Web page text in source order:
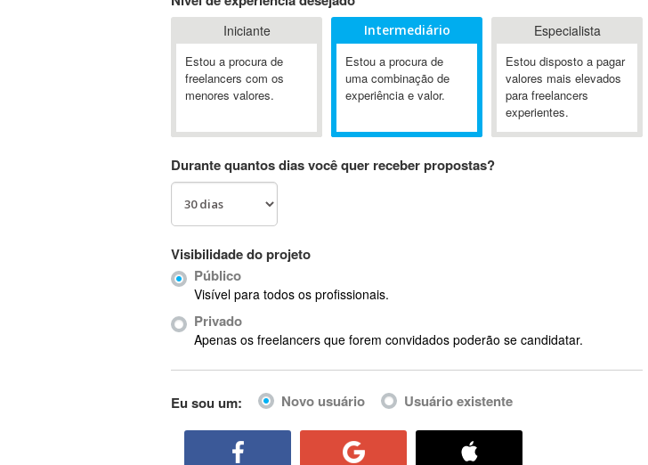
3GSM
4D Dimension
802.11
A&P
A-GPS
Ab Initio
ABIS
AbleCommerce
Ableton Live
Abstract Window Toolkit (AWT)
Iniciante
Estou a procura de
freelancers com os
menores valores.
Intermediário
Estou a procura de
uma combinação de
experiência e valor.
Especialista
Estou disposto a pagar
valores mais elevados
para freelancers
experientes.
Durante quantos dias você quer receber propostas?
Visibilidade do projeto
Público
Visível para todos os profissionais.
Privado
Apenas os freelancers que forem convidados poderão se candidatar.
Eu sou um: Novo usuário Usuário existente